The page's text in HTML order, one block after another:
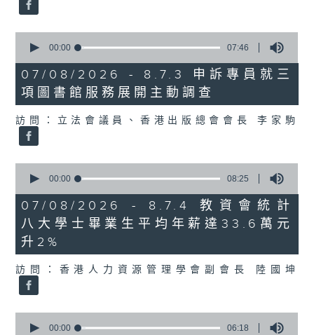
seconds
7
minutes,
46
seconds
00:00 07:46
07/08/2026 - 8.7.3 申訴專員就三
項圖書館服務展開主動調查
訪問：立法會議員、香港出版總會會長 李家駒
seconds
8
minutes,
25
seconds
00:00 08:25
07/08/2026 - 8.7.4 教資會統計
八大學士畢業生平均年薪達33.6萬元
升2%
訪問：香港人力資源管理學會副會長 陸國坤
seconds
00:00 06:18